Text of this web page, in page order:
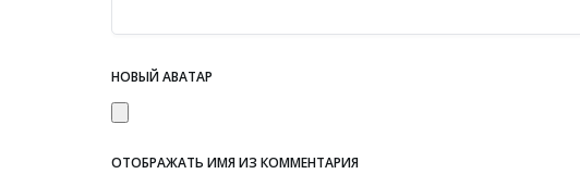
НОВЫЙ АВАТАР
ОТОБРАЖАТЬ ИМЯ ИЗ КОММЕНТАРИЯ